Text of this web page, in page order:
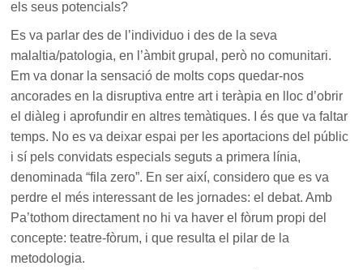
els seus potencials?
Es va parlar des de l’individuo i des de la seva
malaltia/patologia, en l’àmbit grupal, però no comunitari.
Em va donar la sensació de molts cops quedar-nos
ancorades en la disruptiva entre art i teràpia en lloc d’obrir
el diàleg i aprofundir en altres temàtiques. I és que va faltar
temps. No es va deixar espai per les aportacions del públic
i sí pels convidats especials seguts a primera línia,
denominada “fila zero”. En ser així, considero que es va
perdre el més interessant de les jornades: el debat. Amb
Pa’tothom directament no hi va haver el fòrum propi del
concepte: teatre-fòrum, i que resulta el pilar de la
metodologia.